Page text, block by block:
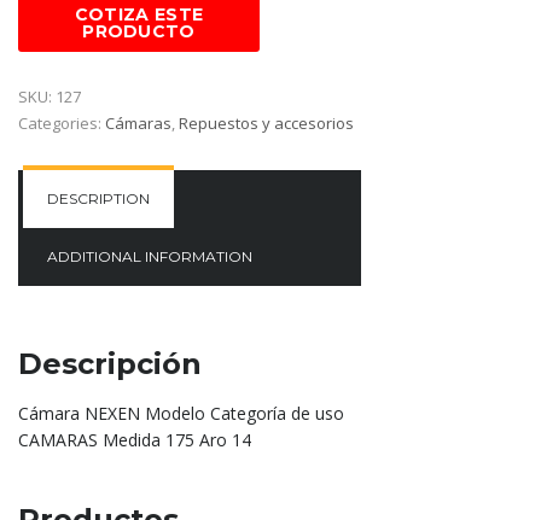
SKU: 127
Categories: Cámaras,Repuestos y accesorios
DESCRIPTION
ADDITIONAL INFORMATION
Descripción
Cámara NEXEN Modelo Categoría de uso
CAMARAS Medida 175 Aro 14